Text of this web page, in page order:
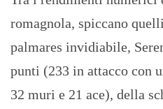
romagnola, spiccano
palmares invidiabile,
punti (233 in attacco con
32 muri e 21 ace), della